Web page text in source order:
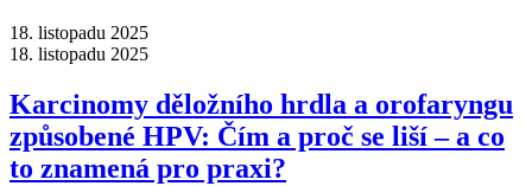
18. listopadu 2025
18. listopadu 2025
Karcinomy děložního hrdla a orofaryngu
způsobené HPV: Čím a proč se liší –⁠ a co
to znamená pro praxi?